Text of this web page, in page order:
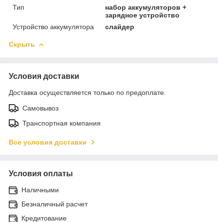
Тип
набор аккумуляторов +
зарядное устройство
Устройство аккумулятора
слайдер
Скрыть
Условия доставки
Доставка осуществляется только по предоплате.
Самовывоз
Транспортная компания
Все условия доставки
Условия оплаты
Наличными
Безналичный расчет
Кредитование